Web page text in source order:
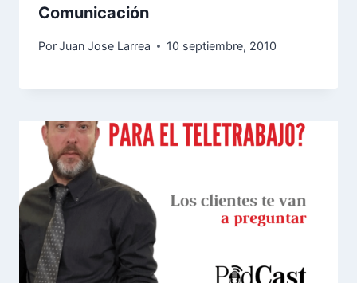
Comunicación
PorJuan Jose Larrea 10 septiembre, 2010